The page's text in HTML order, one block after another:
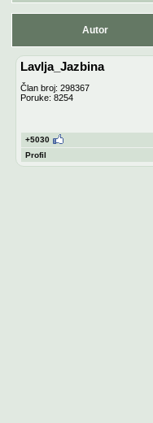
Autor
Lavlja_Jazbina
Član broj: 298367
Poruke: 8254
+5030
Profil